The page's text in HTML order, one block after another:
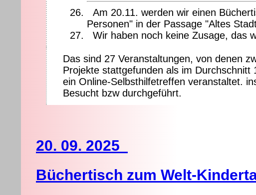
Am 20.11. werden wir einen
Personen" in der Passage "Altes
Wir haben noch keine Zusage, das
Das sind 27 Veranstaltungen, von denen
Projekte stattgefunden als im
ein Online-Selbsthilfetreffen veranstaltet.
Besucht bzw durchgeführt.
20. 09. 2025
Büchertisch zum Welt-